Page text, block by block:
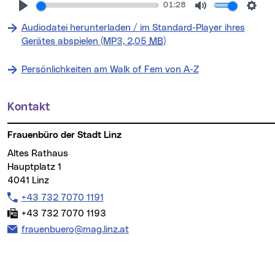
01:28
Audiodatei herunterladen / im Standard-Player ihres
Gerätes abspielen (MP3, 2,05 MB)(neues Fenster)
Persönlichkeiten am Walk of Fem von A-Z
Weitere Informationen
Kontakt
Frauenbüro der Stadt Linz
Altes Rathaus
Hauptplatz 1
4041 Linz
Tel:
+43 732 7070 1191
Fax:
+43 732 7070 1193
E-Mail Adresse:
frauenbuero@mag.linz.at